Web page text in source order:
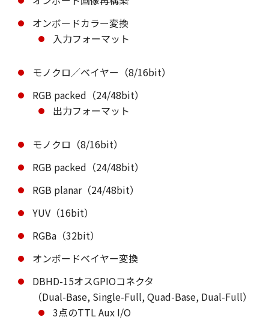
オンボードカラー変換
入力フォーマット
モノクロ／ベイヤー（8/16bit）
RGB packed（24/48bit）
出力フォーマット
モノクロ（8/16bit）
RGB packed（24/48bit）
RGB planar（24/48bit）
YUV（16bit）
RGBa（32bit）
オンボードベイヤー変換
DBHD-15オスGPIOコネクタ
（Dual-Base, Single-Full, Quad-Base, Dual-Full）
3点のTTL Aux I/O